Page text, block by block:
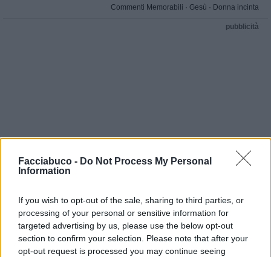
Facciabuco - Do Not Process My Personal
Information
If you wish to opt-out of the sale, sharing to third parties, or
processing of your personal or sensitive information for
targeted advertising by us, please use the below opt-out
section to confirm your selection. Please note that after your
opt-out request is processed you may continue seeing
Commenti Memorabili · Gesù · Donna incinta
pubblicità